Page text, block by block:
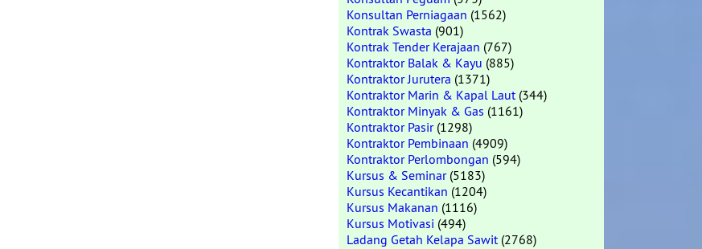
Konsultan Perniagaan (1562)
Kontrak Swasta (901)
Kontrak Tender Kerajaan (767)
Kontraktor Balak & Kayu (885)
Kontraktor Jurutera (1371)
Kontraktor Marin & Kapal Laut(344)
Kontraktor Minyak & Gas (1161)
Kontraktor Pasir(1298)
Kontraktor Pembinaan (4909)
Kontraktor Perlombongan (594)
Kursus & Seminar(5183)
Kursus Kecantikan (1204)
Kursus Makanan (1116)
Kursus Motivasi (494)
Ladang Getah Kelapa Sawit(2768)